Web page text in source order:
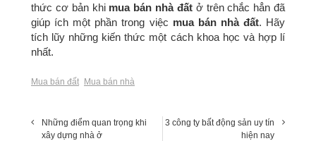
thức cơ bản khi mua bán nhà đấtở trên chắc hẳn đã
giúp ích một phần trong việc mua bán nhà đất. Hãy
tích lũy những kiến thức một cách khoa học và hợp lí
nhất.
Mua bán đất Mua bán nhà
Những điểm quan trọng khi
xây dựng nhà ở
3 công ty bất động sản uy tín
hiện nay